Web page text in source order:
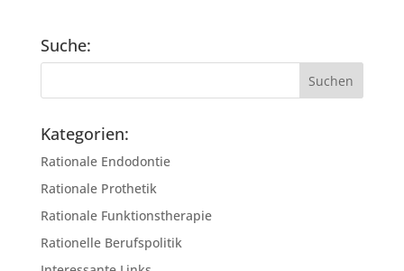
Suche:
Kategorien:
Rationale Endodontie
Rationale Prothetik
Rationale Funktionstherapie
Rationelle Berufspolitik